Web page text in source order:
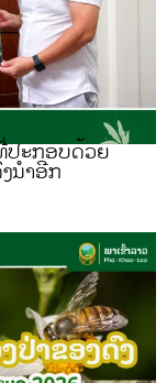
ປະກອບດ້ວຍ
ນຳອີກ